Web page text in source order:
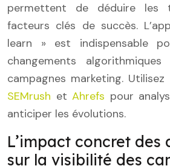
permettent de déduire les
facteurs clés de succès.
learn » est indispensable
changements
campagnes marketing.
SEMrush etAhrefs pour
anticiper les évolutions.
L’impact concret des
sur la visibilité des